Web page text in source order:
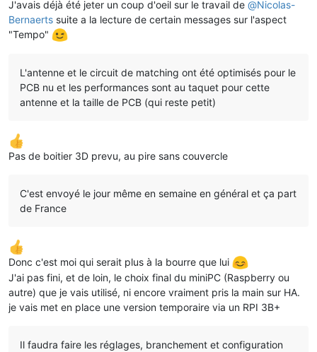
J'avais déjà été jeter un coup d'oeil sur le travail de @Nicolas-
Bernaerts suite a la lecture de certain messages sur l'aspect
"Tempo"
L'antenne et le circuit de matching ont été optimisés pour le
PCB nu et les performances sont au taquet pour cette
antenne et la taille de PCB (qui reste petit)
Pas de boitier 3D prevu, au pire sans couvercle
C'est envoyé le jour même en semaine en général et ça part
de France
Donc c'est moi qui serait plus à la bourre que lui
J'ai pas fini, et de loin, le choix final du miniPC (Raspberry ou
autre) que je vais utilisé, ni encore vraiment pris la main sur HA.
je vais met en place une version temporaire via un RPI 3B+
Il faudra faire les réglages, branchement et configuration